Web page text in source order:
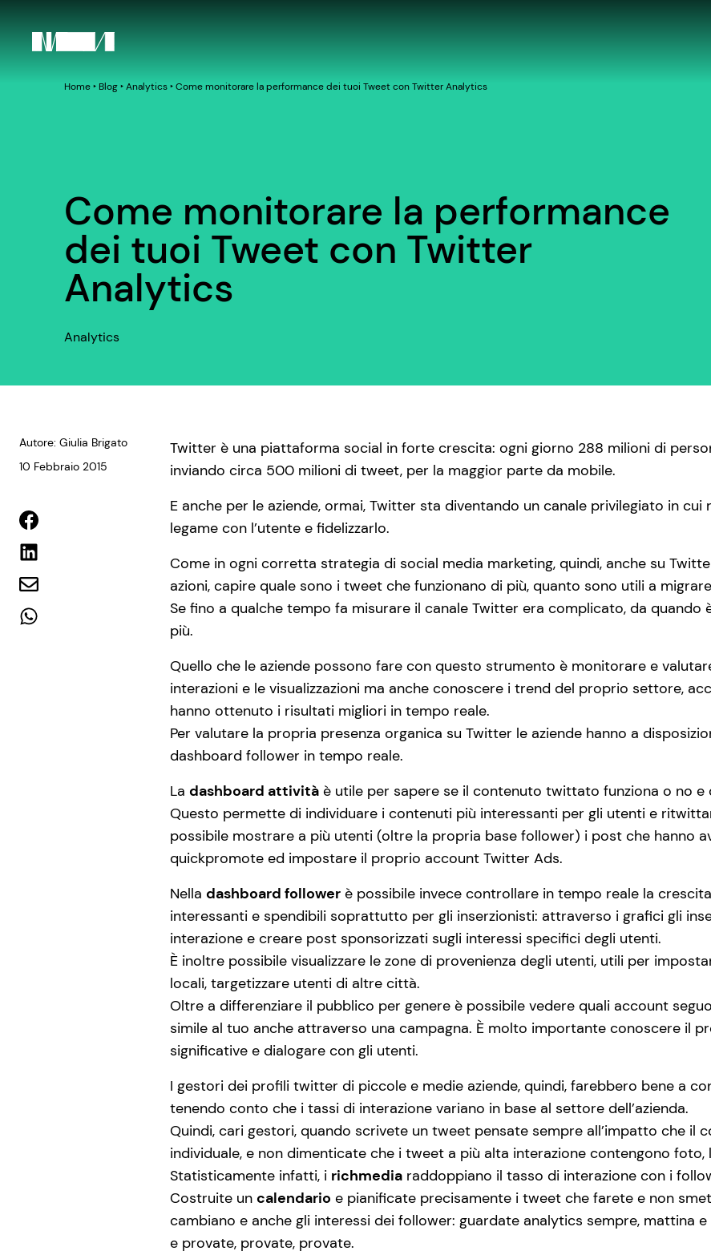
Home‣ Blog‣Analytics‣Come monitorare la performance dei tuoi Tweet con Twitter Analytics
Come monitorare la performance
dei tuoi Tweet con Twitter
Analytics
Analytics
Autore: Giulia Brigato
10 Febbraio 2015
Twitter è una piattaforma social in forte crescita: ogni giorno 288 milioni di
inviando circa 500 milioni di tweet, per la maggior parte da mobile.
E anche per le aziende, ormai, Twitter sta diventando un canale privilegiato in
legame con l’utente e fidelizzarlo.
Come in ogni corretta strategia di social media marketing, quindi, anche su
azioni, capire quale sono i tweet che funzionano di più, quanto sono utili a
Se fino a qualche tempo fa misurare il canale Twitter era complicato, da
più.
Quello che le aziende possono fare con questo strumento è monitorare e
interazioni e le visualizzazioni ma anche conoscere i trend del proprio settore,
hanno ottenuto i risultati migliori in tempo reale.
Per valutare la propria presenza organica su Twitter le aziende hanno a
dashboard follower in tempo reale.
La dashboard attività è utile per sapere se il contenuto twittato funziona o no
Questo permette di individuare i contenuti più interessanti per gli utenti e
possibile mostrare a più utenti (oltre la propria base follower) i post che hanno
quickpromote ed impostare il proprio account Twitter Ads.
Nella dashboard follower è possibile invece controllare in tempo reale la
interessanti e spendibili soprattutto per gli inserzionisti: attraverso i grafici gli
interazione e creare post sponsorizzati sugli interessi specifici degli utenti.
È inoltre possibile visualizzare le zone di provenienza degli utenti, utili per
locali, targetizzare utenti di altre città.
Oltre a differenziare il pubblico per genere è possibile vedere quali account
simile al tuo anche attraverso una campagna. È molto importante conoscere il
significative e dialogare con gli utenti.
I gestori dei profili twitter di piccole e medie aziende, quindi, farebbero bene a
tenendo conto che i tassi di interazione variano in base al settore dell’azienda.
Quindi, cari gestori, quando scrivete un tweet pensate sempre all’impatto che il
individuale, e non dimenticate che i tweet a più alta interazione contengono
Statisticamente infatti, i richmedia raddoppiano il tasso di interazione con i
Costruite un calendario e pianificate precisamente i tweet che farete e non
cambiano e anche gli interessi dei follower: guardate analytics sempre, mattina
e provate, provate, provate.